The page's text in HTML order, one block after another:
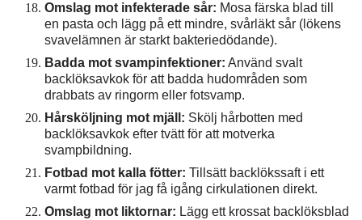
Omslag mot infekterade sår: Mosa färska blad till
en pasta och lägg på ett mindre, svårläkt sår (lökens
svavelämnen är starkt bakteriedödande).
Badda mot svampinfektioner: Använd svalt
backlöksavkok för att badda hudområden som
drabbats av ringorm eller fotsvamp.
Hårsköljning mot mjäll: Skölj hårbotten med
backlöksavkok efter tvätt för att motverka
svampbildning.
Fotbad mot kalla fötter: Tillsätt backlökssaft i ett
varmt fotbad för jag få igång cirkulationen direkt.
Omslag mot liktornar: Lägg ett krossat backlöksblad